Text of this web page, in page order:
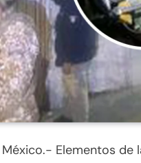
Elementos de